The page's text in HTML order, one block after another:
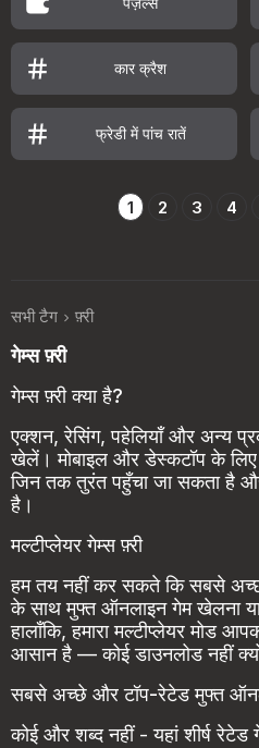
कार क्रैश
फ्रेडी में पांच रातें
1 2 3 4
सभी टैग फ़्री
गेम्स फ़्री
गेम्स फ़्री क्या है?
एक्शन, रेसिंग, पहेलियाँ और अन्य
खेलें। मोबाइल और डेस्कटॉप के
जिन तक तुरंत पहुँचा जा सकता है
है।
मल्टीप्लेयर गेम्स फ़्री
हम तय नहीं कर सकते कि सबसे
के साथ मुफ्त ऑनलाइन गेम खेलना
हालाँकि, हमारा मल्टीप्लेयर मोड
आसान है — कोई डाउनलोड नहीं
सबसे अच्छे और टॉप-रेटेड मुफ्त
कोई और शब्द नहीं - यहां शीर्ष रेटेड